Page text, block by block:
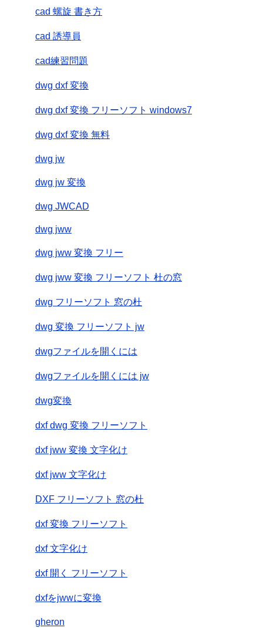
cad 螺旋 書き方
cad 誘導員
cad練習問題
dwg dxf 変換
dwg dxf 変換 フリーソフト windows7
dwg dxf 変換 無料
dwg jw
dwg jw 変換
dwg JWCAD
dwg jww
dwg jww 変換 フリー
dwg jww 変換 フリーソフト 杜の窓
dwg フリーソフト 窓の杜
dwg 変換 フリーソフト jw
dwgファイルを開くには
dwgファイルを開くには jw
dwg変換
dxf dwg 変換 フリーソフト
dxf jww 変換 文字化け
dxf jww 文字化け
DXF フリーソフト 窓の杜
dxf 変換 フリーソフト
dxf 文字化け
dxf 開く フリーソフト
dxfをjwwに変換
gheron